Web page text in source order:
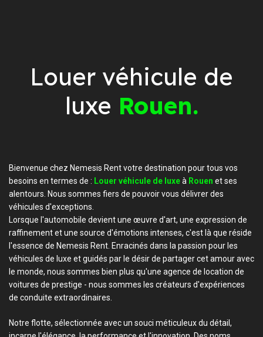
Louer véhicule de
luxe Rouen.
Bienvenue chez Nemesis Rent votre destination pour tous vos
besoins en termes de : Louer véhicule de luxeà Rouen et ses
alentours. Nous sommes fiers de pouvoir vous délivrer des
véhicules d'exceptions.
Lorsque l'automobile devient une œuvre d'art, une expression de
raffinement et une source d'émotions intenses, c'est là que réside
l'essence de Nemesis Rent. Enracinés dans la passion pour les
véhicules de luxe et guidés par le désir de partager cet amour avec
le monde, nous sommes bien plus qu'une agence de location de
voitures de prestige - nous sommes les créateurs d'expériences
de conduite extraordinaires.
Notre flotte, sélectionnée avec un souci méticuleux du détail,